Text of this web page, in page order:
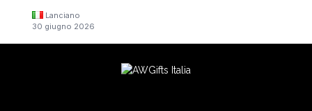
Lanciano
30 giugno 2026